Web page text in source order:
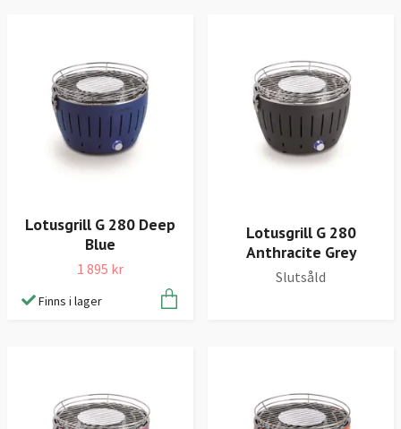
Lotusgrill G 280 Deep
Blue
1 895 kr
Finns i lager
Lotusgrill G 280
Anthracite Grey
Slutsåld